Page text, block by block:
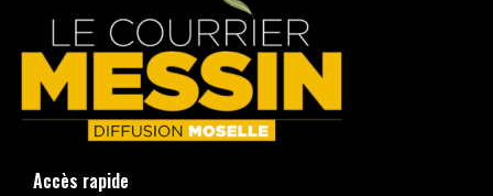
Accès rapide